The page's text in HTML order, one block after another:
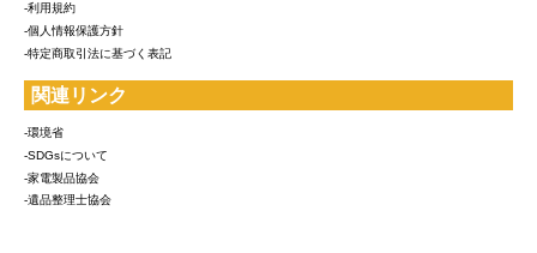
-利用規約
-個人情報保護方針
-特定商取引法に基づく表記
関連リンク
-環境省
-SDGsについて
-家電製品協会
-遺品整理士協会